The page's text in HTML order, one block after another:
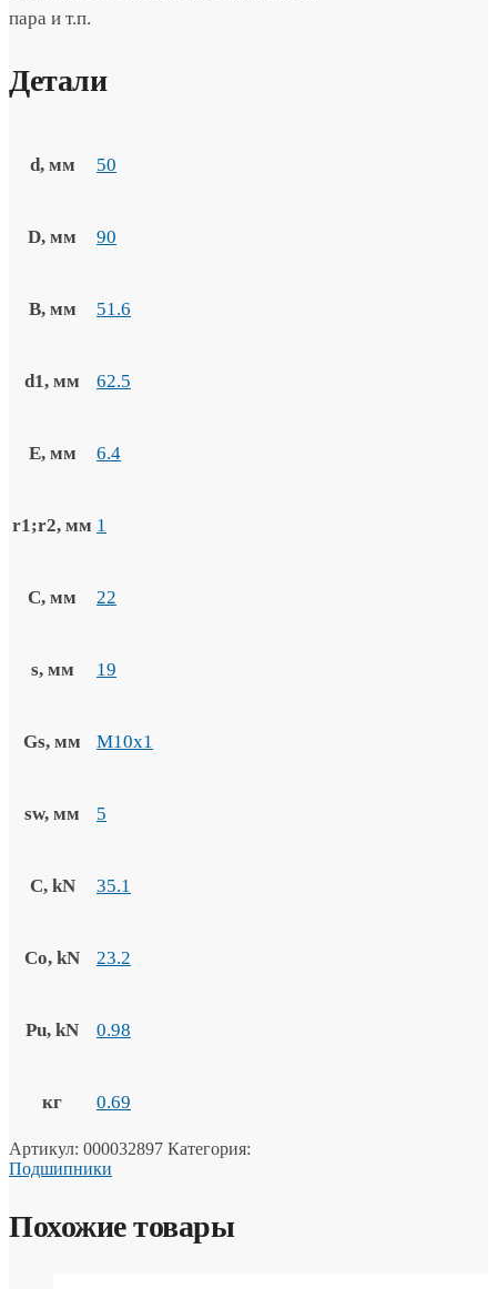
пара и т.п.
Детали
d, мм 50
D, мм 90
B, мм 51.6
d1, мм 62.5
E, мм 6.4
r1;r2, мм 1
C, мм 22
s, мм 19
Gs, мм M10x1
sw, мм 5
C, kN 35.1
Co, kN 23.2
Pu, kN 0.98
кг 0.69
Артикул: 000032897 Категория:
Подшипники
Похожие товары